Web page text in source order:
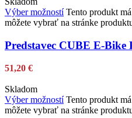
Výber možností Tento produkt
môžete vybrať na stránke
Predstavec CUBE E-Bike
51,20 €
Skladom
Výber možností Tento produkt
môžete vybrať na stránke